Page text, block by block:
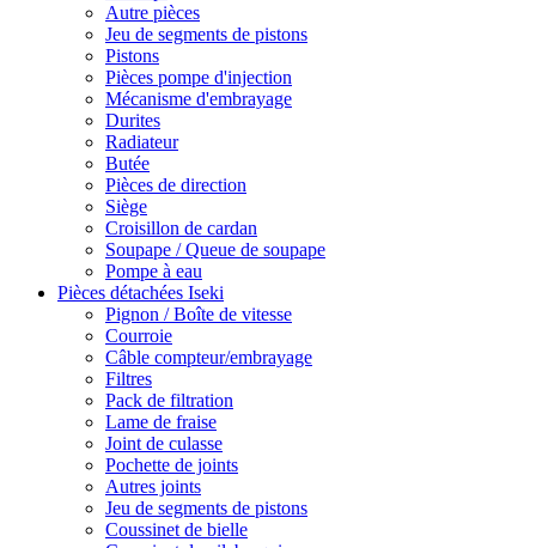
Autre pièces
Jeu de segments de pistons
Pistons
Pièces pompe d'injection
Mécanisme d'embrayage
Durites
Radiateur
Butée
Pièces de direction
Siège
Croisillon de cardan
Soupape / Queue de soupape
Pompe à eau
Pièces détachées Iseki
Pignon / Boîte de vitesse
Courroie
Câble compteur/embrayage
Filtres
Pack de filtration
Lame de fraise
Joint de culasse
Pochette de joints
Autres joints
Jeu de segments de pistons
Coussinet de bielle